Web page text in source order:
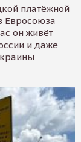
платёжной
Евросоюза
он живёт
и даже